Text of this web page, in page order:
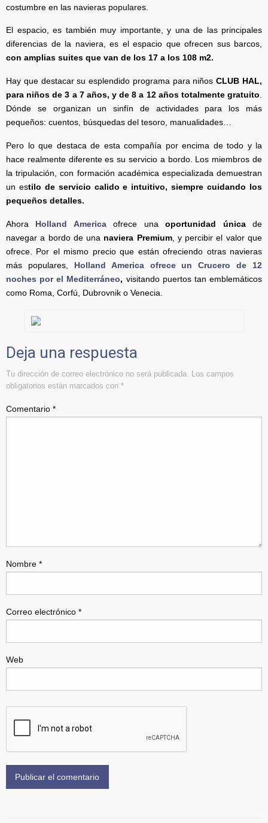
costumbre en las navieras populares.
El espacio, es también muy importante, y una de las principales
diferencias de la naviera, es el espacio que ofrecen sus barcos,
con amplias suites que van de los 17 a los 108 m2.
Hay que destacar su esplendido programa para niñosCLUB HAL,
para niños de 3 a 7 años, y de 8 a 12 años totalmente gratuito
Dónde se organizan un sinfín de actividades para los más
pequeños: cuentos, búsquedas del tesoro, manualidades…
Pero lo que destaca de esta compañía por encima de todo y la
hace realmente diferente es su servicio a bordo. Los miembros de
la tripulación, con formación académica especializada demuestran
un estilo de servicio calido e intuitivo, siempre cuidando los
pequeños detalles.
Ahora Holland Americaofrece unaoportunidad únicade
navegar a bordo de una naviera Premium, y percibir el valor que
ofrece. Por el mismo precio que están ofreciendo otras navieras
más populares, Holland America ofrece un Crucero de 12
noches por el Mediterráneo, visitando puertos tan emblemáticos
como Roma, Corfú, Dubrovnik o Venecia.
Deja una respuesta
Tu dirección de correo electrónico no será publicada.
Los campos
obligatorios están marcados con *
Comentario *
Nombre *
Correo electrónico *
Web